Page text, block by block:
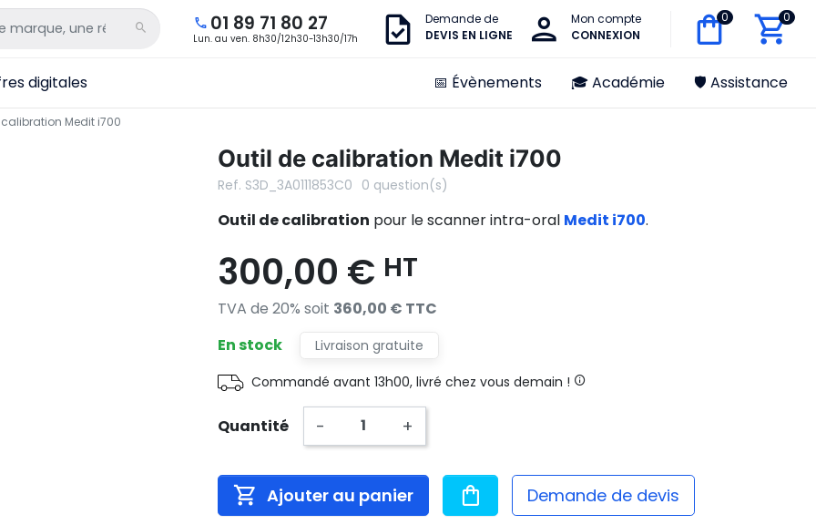
01 89 71 80 27
Lun. au ven. 8h30/12h30-13h30/17h
Demande de
DEVIS EN LIGNE
Mon compte
CONNEXION
0 0
digitales 📅 Évènements 🎓 Académie 🛡️ Assistance
Medit i700
Outil de calibration Medit i700
Ref. S3D_3A0111853C0 0 question(s)
Outil de calibration pour le scanner intra-oral Medit i700.
300,00 € HT
TVA de 20% soit 360,00 € TTC
En stock
Livraison gratuite
Commandé avant 13h00, livré chez vous demain !
Quantité - +
Ajouter au panier Demande de devis